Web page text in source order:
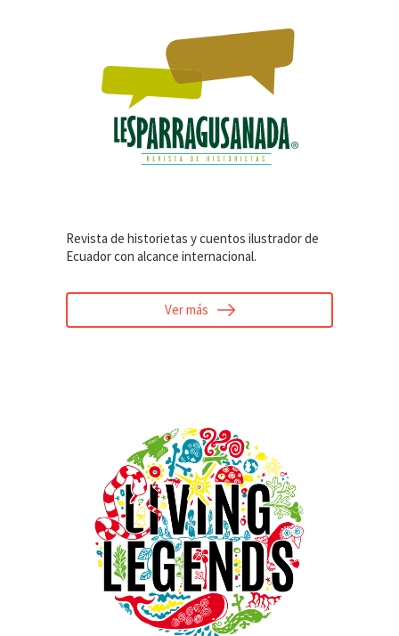
Revista de historietas y cuentos ilustrador de
Ecuador con alcance internacional.
Ver más